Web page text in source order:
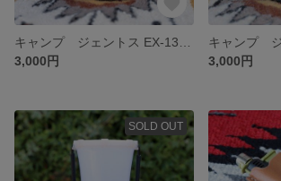
3,000円
3,000円
SOLD OUT